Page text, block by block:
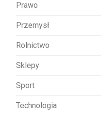
Prawo
Przemysł
Rolnictwo
Sklepy
Sport
Technologia